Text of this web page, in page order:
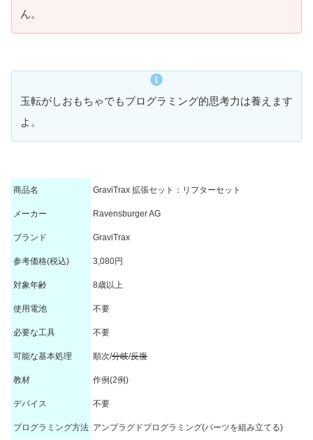
ん。
玉転がしおもちゃでもプログラミング的思考力は養えます
よ。
商品名 GraviTrax 拡張セット：リフターセット
メーカー Ravensburger AG
ブランド GraviTrax
参考価格(税込) 3,080円
対象年齢 8歳以上
使用電池 不要
必要な工具 不要
可能な基本処理 順次/分岐/反復
教材 作例(2例)
デバイス 不要
プログラミング方法 アンプラグドプログラミング(パーツを組み立てる)